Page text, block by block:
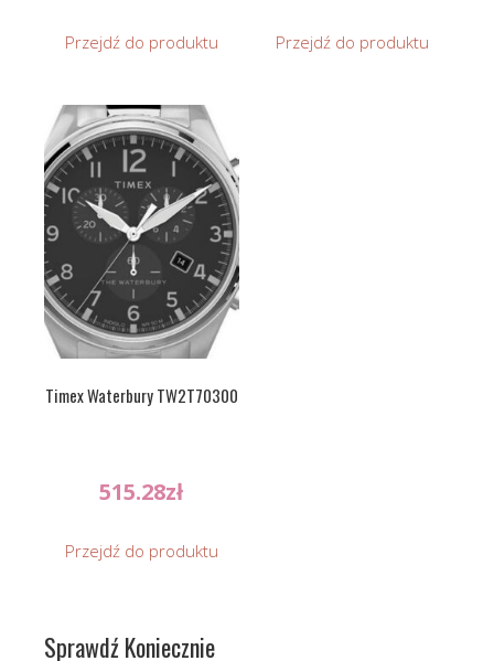
Przejdź do produktu Przejdź do produktu
Timex Waterbury TW2T70300
515.28zł
Przejdź do produktu
Sprawdź Koniecznie